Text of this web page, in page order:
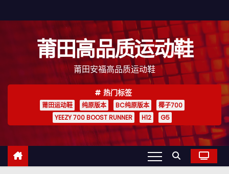
至
莆田高品质运动鞋
莆田安福高品质运动鞋
热门标签
莆田运动鞋 纯原版本 BC纯原版本
椰子700
YEEZY 700 BOOST RUNNER
H12 G5